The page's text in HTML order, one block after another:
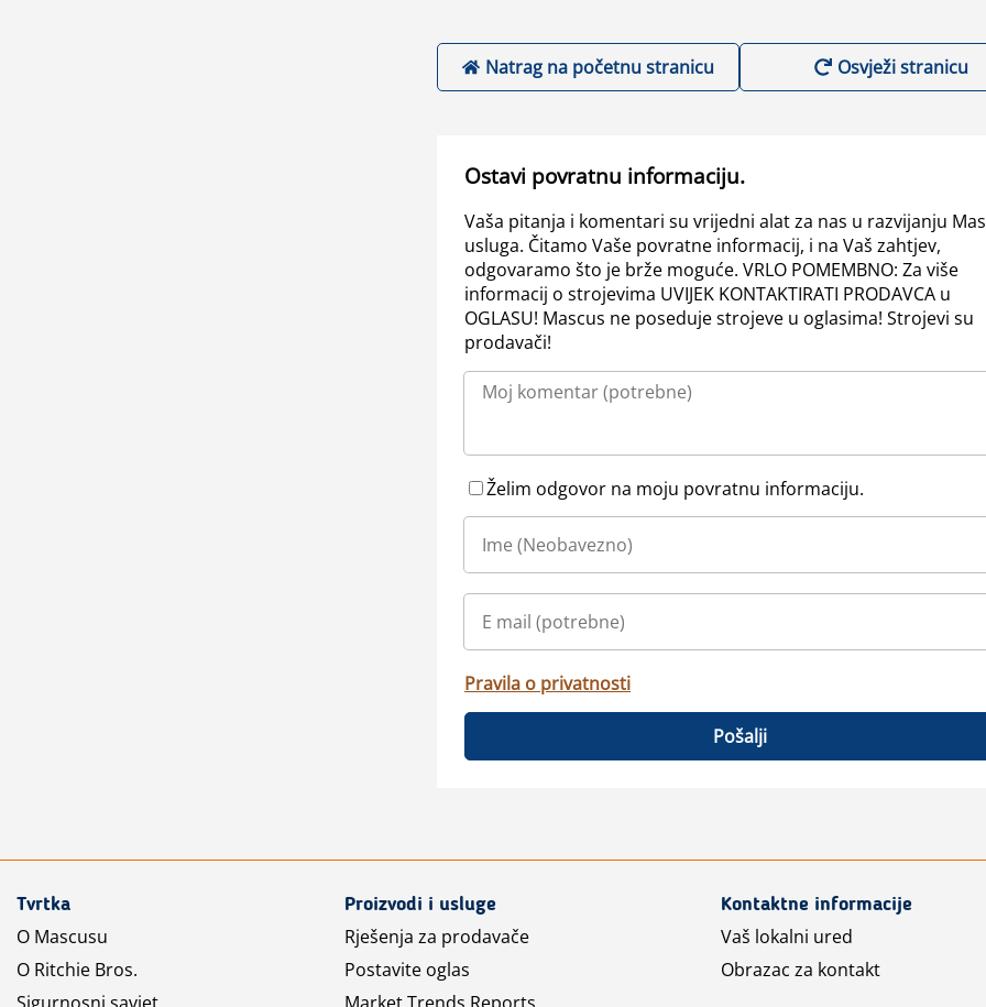
Natrag na početnu stranicu Osvježi stranicu
Ostavi povratnu informaciju.
Vaša pitanja i komentari su vrijedni alat za nas u razvijanju
usluga. Čitamo Vaše povratne informacij, i na Vaš zahtjev,
odgovaramo što je brže moguće. VRLO POMEMBNO: Za više
informacij o strojevima UVIJEK KONTAKTIRATI PRODAVCA u
OGLASU! Mascus ne poseduje strojeve u oglasima! Strojevi su
prodavači!
Želim odgovor na moju povratnu informaciju.
Pravila o privatnosti
Pošalji
Tvrtka
O Mascusu
O Ritchie Bros.
Proizvodi i usluge
Rješenja za prodavače
Postavite oglas
Kontaktne informacije
Vaš lokalni ured
Obrazac za kontakt